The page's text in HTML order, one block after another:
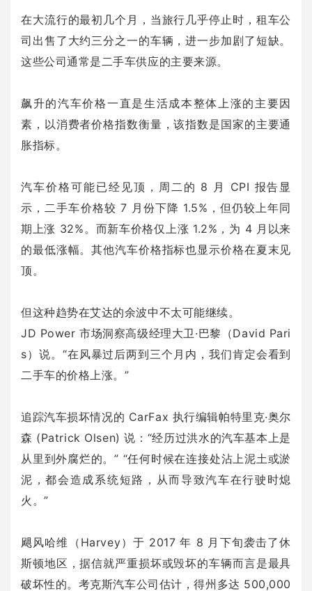
在大流行的最初几个月，当旅行几乎停止时，租车公
司出售了大约三分之一的车辆，进一步加剧了短缺。
这些公司通常是二手车供应的主要来源。
飙升的汽车价格一直是生活成本整体上涨的主要因
素，以消费者价格指数衡量，该指数是国家的主要通
胀指标。
汽车价格可能已经见顶，周二的 8 月 CPI 报告显
示，二手车价格较 7 月份下降 1.5%，但仍较上年同
期上涨 32%。而新车价格仅上涨 1.2%，为 4 月以来
的最低涨幅。其他汽车价格指标也显示价格在夏末见
顶。
但这种趋势在艾达的余波中不太可能继续。
JD Power 市场洞察高级经理大卫·巴黎（David Pari
s）说。“在风暴过后两到三个月内，我们肯定会看到
二手车的价格上涨。”
追踪汽车损坏情况的 CarFax 执行编辑帕特里克·奥尔
森 (Patrick Olsen) 说：“经历过洪水的汽车基本上是
从里到外腐烂的。” “任何时候在连接处沾上泥土或淤
泥，都会造成系统短路，从而导致汽车在行驶时熄
火。”
飓风哈维（Harvey）于 2017 年 8 月下旬袭击了休
斯顿地区，据信就严重损坏或毁坏的车辆而言是最具
破坏性的。考克斯汽车公司估计，得州多达 500,000